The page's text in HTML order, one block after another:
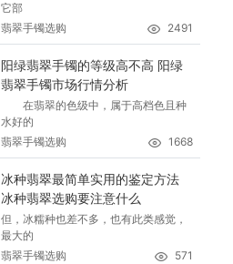
它部
翡翠手镯选购
2491
阳绿翡翠手镯的等级高不高 阳绿
翡翠手镯市场行情分析
在翡翠的色级中，属于高档色且种
水好的
翡翠手镯选购
1668
冰种翡翠最简单实用的鉴定方法
冰种翡翠选购要注意什么
但，冰糯种也差不多，也有此类感觉，
最大的
翡翠手镯选购
571